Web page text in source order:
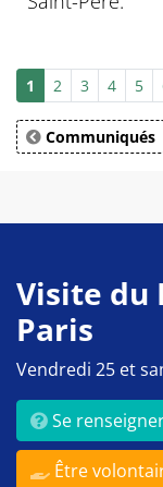
1 2 3 4 5
Communiqués
Visite du
Paris
Vendredi 25 et
Se
Être